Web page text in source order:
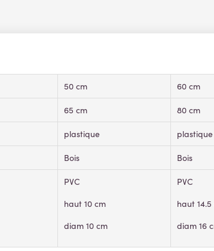
50 cm 60 cm
65 cm 80 cm
plastique plastique
Bois Bois
PVC
haut 10 cm
diam 10 cm
PVC
haut
diam 16